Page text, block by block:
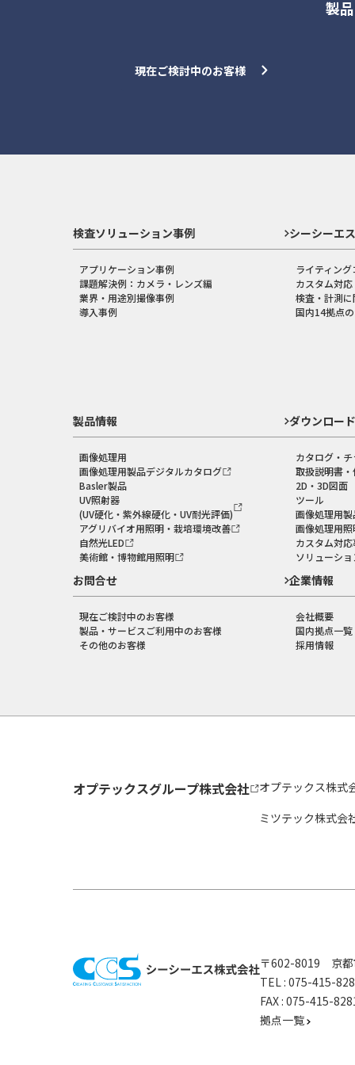
製
現在ご検討中のお客様
検査ソリューション事例
アプリケーション事例
課題解決例：カメラ・レンズ編
業界・用途別撮像事例
導入事例
シーシーエ
ライティン
カスタム対応
検査・計測
国内14拠点
製品情報
画像処理用
画像処理用製品デジタルカタログ
Basler製品
UV照射器
(UV硬化・紫外線硬化・UV耐光評価)
アグリバイオ用照明・栽培環境改善
自然光LED
美術館・博物館用照明
ダウンロード
カタログ・チ
取扱説明書
2D・3D図面
ツール
画像処理用
画像処理用
カスタム対応
ソリューシ
お問合せ
現在ご検討中のお客様
製品・サービスご利用中のお客様
その他のお客様
企業情報
会社概要
国内拠点一覧
採用情報
オプテックスグループ株式会社 オプテックス株式
ミツテック株式会
〒602-8019 京都
TEL : 075-415-
FAX : 075-415-
拠点一覧